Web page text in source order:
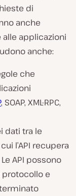
di
anche
applicazioni
anche:
che
, SOAP, XML-RPC,
dati tra le
l’API recupera
API possono
e